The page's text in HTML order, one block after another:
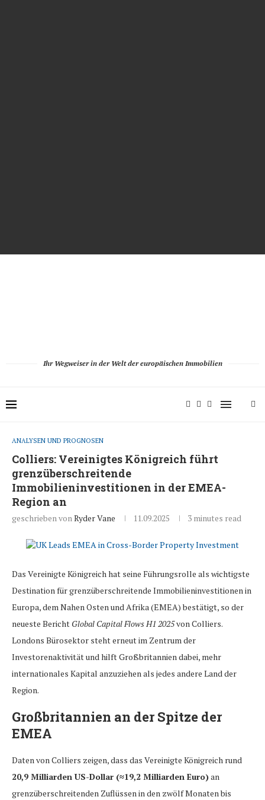
Ihr Wegweiser in der Welt der europäischen Immobilien
ANALYSEN UND PROGNOSEN
Colliers: Vereinigtes Königreich führt
grenzüberschreitende
Immobilieninvestitionen in der EMEA-
Region an
geschrieben vonRyder Vane 11.09.2025 3 minutes read
Das Vereinigte Königreich hat seine Führungsrolle als wichtigste
Destination für grenzüberschreitende Immobilieninvestitionen in
Europa, dem Nahen Osten und Afrika (EMEA) bestätigt, so der
neueste Bericht Global Capital Flows H1 2025von Colliers.
Londons Bürosektor steht erneut im Zentrum der
Investorenaktivität und hilft Großbritannien dabei, mehr
internationales Kapital anzuziehen als jedes andere Land der
Region.
Großbritannien an der Spitze der
EMEA
Daten von Colliers zeigen, dass das Vereinigte Königreich rund
20,9 Milliarden US-Dollar (≈19,2 Milliarden Euro)an
grenzüberschreitenden Zuflüssen in den zwölf Monaten bis